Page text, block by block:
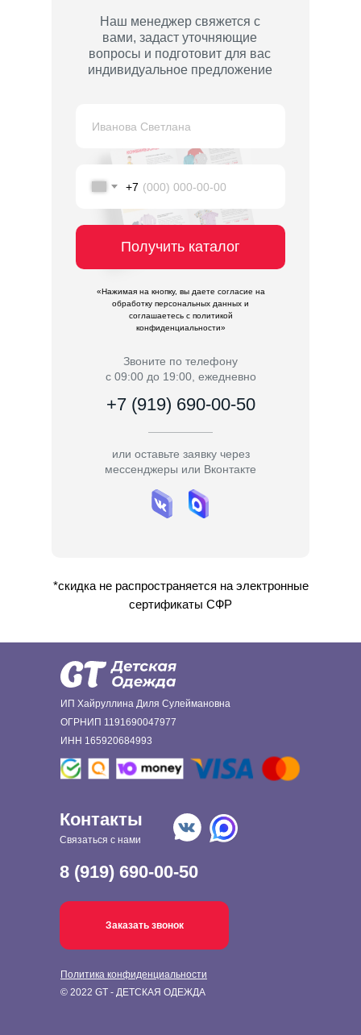
+7
Получить каталог
Звоните по телефону
с 09:00 до 19:00, ежедневно
+7 (919) 690-00-50
или оставьте заявку через
мессенджеры или Вконтакте
«Нажимая на кнопку, вы даете согласие на
обработку персональных данных и
соглашаетесь c политикой
конфиденциальности»
Наш менеджер свяжется с
вами, задаст уточняющие
вопросы и подготовит для вас
индивидуальное предложение
*скидка не распространяется на электронные
сертификаты СФР
ИП Хайруллина Диля Сулеймановна
ОГРНИП 1191690047977
ИНН 165920684993
Политика конфиденциальности
© 2022 GT - ДЕТСКАЯ ОДЕЖДА
Контакты
Связаться с нами
8 (919) 690-00-50
Заказать звонок